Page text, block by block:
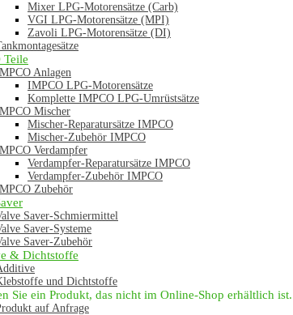
Mixer LPG-Motorensätze (Carb)
VGI LPG-Motorensätze (MPI)
Zavoli LPG-Motorensätze (DI)
Teile
Anlagen
IMPCO LPG-Motorensätze
Komplette IMPCO LPG-Umrüstsätze
Mischer
Mischer-Reparatursätze IMPCO
Mischer-Zubehör IMPCO
Verdampfer
Verdampfer-Reparatursätze IMPCO
Verdampfer-Zubehör IMPCO
Zubehör
Saver-Schmiermittel
Saver-Systeme
Saver-Zubehör
& Dichtstoffe
und Dichtstoffe
Sie ein Produkt, das nicht im Online-Shop erhältlich ist.
auf Anfrage